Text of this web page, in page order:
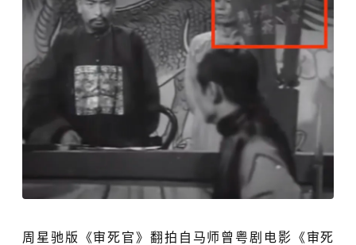
周星驰版《审死官》翻拍自马师曾粤剧电影《审死